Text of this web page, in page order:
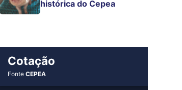
histórica do Cepea
Cotação
FonteCEPEA